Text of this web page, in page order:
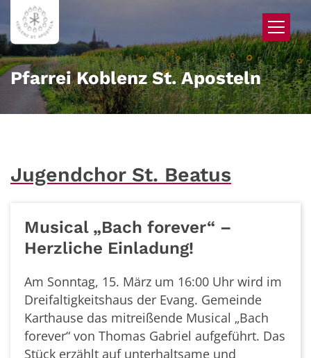
Zum Inhalt springen
Pfarrei Koblenz St. Aposteln
Jugendchor St. Beatus
Musical „Bach forever“ –
Herzliche Einladung!
Am Sonntag, 15. März um 16:00 Uhr wird im
Dreifaltigkeitshaus der Evang. Gemeinde
Karthause das mitreißende Musical „Bach
forever“ von Thomas Gabriel aufgeführt. Das
Stück erzählt auf unterhaltsame und